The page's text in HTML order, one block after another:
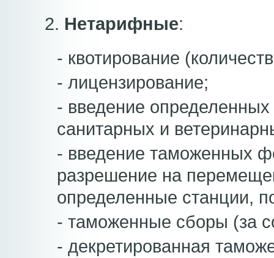
2. Нетарифные:
- квотирование
- лицензирование;
- введение определенных
санитарных и
- введение таможенных
разрешение на
определенные станции,
- таможенные сборы (за
- декретированная